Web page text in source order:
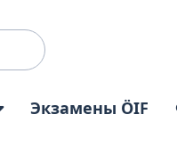
Экзамены ÖIF